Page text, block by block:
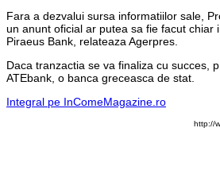
Fara a dezvalui sursa informatiilor sale,
un anunt oficial ar putea sa fie facut
Piraeus Bank, relateaza Agerpres.
Daca tranzactia se va finaliza cu succes,
ATEbank, o banca greceasca de stat.
Integral pe InComeMagazine.ro
http://